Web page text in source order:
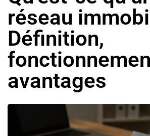
réseau
Définition,
avantages